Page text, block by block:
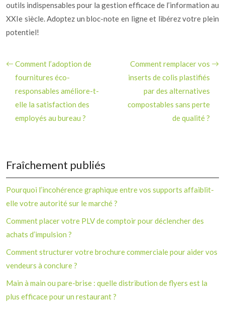
outils indispensables pour la gestion efficace de l’information au
XXIe siècle. Adoptez un bloc-note en ligne et libérez votre plein
potentiel!
Comment l’adoption de
fournitures éco-
responsables améliore-t-
elle la satisfaction des
employés au bureau ?
Comment remplacer vos
inserts de colis plastifiés
par des alternatives
compostables sans perte
de qualité ?
Fraîchement publiés
Pourquoi l’incohérence graphique entre vos supports affaiblit-
elle votre autorité sur le marché ?
Comment placer votre PLV de comptoir pour déclencher des
achats d’impulsion ?
Comment structurer votre brochure commerciale pour aider vos
vendeurs à conclure ?
Main à main ou pare-brise : quelle distribution de flyers est la
plus efficace pour un restaurant ?